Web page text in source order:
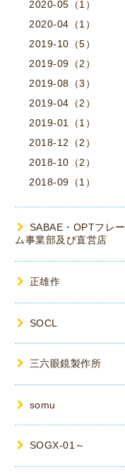
2020-05（1）
2020-04（1）
2019-10（5）
2019-09（2）
2019-08（3）
2019-04（2）
2019-01（1）
2018-12（2）
2018-10（2）
2018-09（1）
SABAE・OPTフレー
ム事業部及び直営店
正雄作
SOCL
三六眼鏡製作所
somu
SOGX-01～